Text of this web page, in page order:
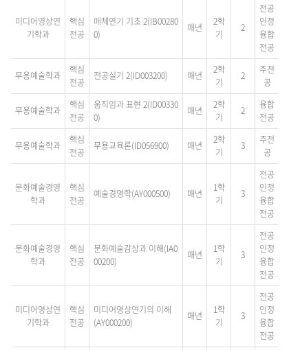
미디어영상연
기학과
핵심
전공
매체연기 기초 2(IB00280
0)
매년
2학
기
2
전공
인정
융합
전공
무용예술학과
핵심
전공
전공실기 2(ID003200) 매년
2학
기
2
주전
공
무용예술학과
핵심
전공
움직임과 표현 2(ID00330
0)
매년
2학
기
2
융합
전공
무용예술학과
핵심
전공
무용교육론(ID056900) 매년
2학
기
3
주전
공
문화예술경영
학과
핵심
전공
예술경영학(AY000500) 매년
1학
기
3
전공
인정
융합
전공
문화예술경영
학과
핵심
전공
문화예술감상과 이해(IA0
00200)
매년
1학
기
3
전공
인정
융합
전공
미디어영상연
기학과
핵심
전공
미디어영상연기의 이해
(AY000200)
매년
1학
기
3
전공
인정
융합
전공